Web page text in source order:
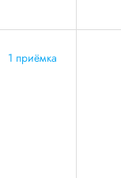
1 приёмка